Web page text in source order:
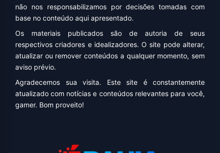
não nos responsabilizamos por decisões tomadas com
base no conteúdo aqui apresentado.
Os materiais publicados são de autoria de seus
respectivos criadores e idealizadores. O site pode alterar,
atualizar ou remover conteúdos a qualquer momento, sem
aviso prévio.
Agradecemos sua visita. Este site é constantemente
atualizado com notícias e conteúdos relevantes para você,
gamer. Bom proveito!